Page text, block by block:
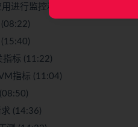
进行监控和链路跟踪 (试看,
指标 (11:22)
指标 (11:04)
(14:36)